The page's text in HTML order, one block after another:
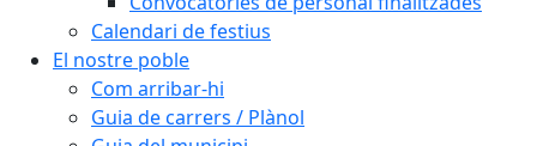
Calendari de festius
El nostre poble
Com arribar-hi
Guia de carrers / Plànol